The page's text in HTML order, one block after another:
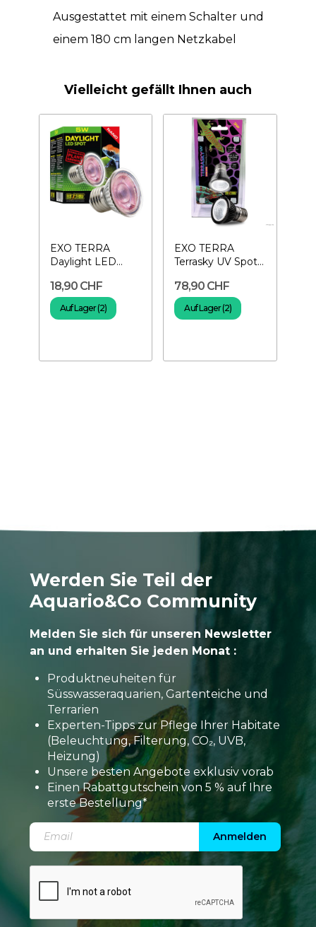
Ausgestattet mit einem Schalter und
einem 180 cm langen Netzkabel
Vielleicht gefällt Ihnen auch
EXO TERRA
Daylight LED
Led-spot-lampe
18,90 CHF
Auf Lager (2)
EXO TERRA
Terrasky UV Spot
Spot
78,90 CHF
Auf Lager (2)
Werden Sie Teil der
Aquario&Co Community
Melden Sie sich für unseren Newsletter
an und erhalten Sie jeden Monat :
Produktneuheiten für
Süsswasseraquarien, Gartenteiche und
Terrarien
Experten-Tipps zur Pflege Ihrer Habitate
(Beleuchtung, Filterung, CO₂, UVB,
Heizung)
Unsere besten Angebote exklusiv vorab
Einen Rabattgutschein von 5 % auf Ihre
erste Bestellung*
Anmelden